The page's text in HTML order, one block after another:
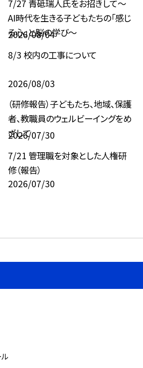
7/27 青砥瑞人氏をお招きして〜
AI時代を生きる子どもたちの「感じ
る心」と脳の学び〜
2026/08/04
8/3 校内の工事について
2026/08/03
（研修報告）子どもたち、地域、保護
者、教職員のウェルビーイングをめ
ざして
2026/07/30
7/21 管理職を対象とした人権研
修（報告）
2026/07/30
ル